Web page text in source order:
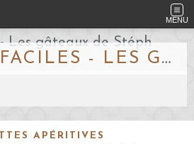
MENU
RECETTES FACILES - LES GÂTEAUX DE STÉPH
APÉRITIVES